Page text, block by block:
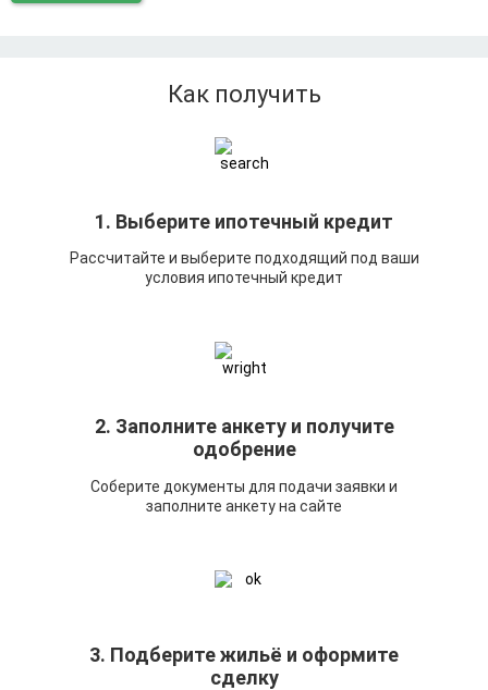
Как получить
1. Выберите ипотечный кредит
Рассчитайте и выберите подходящий под ваши
условия ипотечный кредит
2. Заполните анкету и получите
одобрение
Соберите документы для подачи заявки и
заполните анкету на сайте
3. Подберите жильё и оформите
сделку